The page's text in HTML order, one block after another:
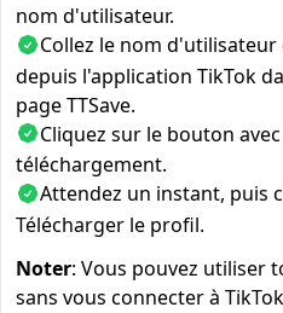
nom d'utilisateur.
Collez le nom d'utilisateur
depuis l'application TikTok
page TTSave.
Cliquez sur le bouton
téléchargement.
Attendez un instant, puis
Télécharger le profil.
Noter: Vous pouvez utiliser
sans vous connecter à